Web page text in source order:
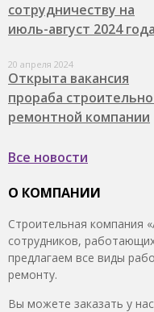
сотрудничеству на
июль-август 2024 года
20 апреля 2024
Открыта вакансия
прораба
ремонтной компании
Все новости
О КОМПАНИИ
Строительная компания
сотрудников,
предлагаем все виды
ремонту.
Вы можете заказать у